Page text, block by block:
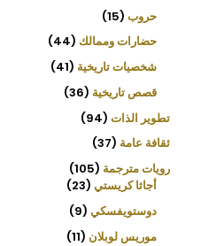
حروب 15
حضارات وممالك 44
شخصيات تاريخية 41
قصص تاريخية 36
تطوير الذات 94
ثقافة عامة 37
رويات مترجمة 105
أجاثا كريستي 23
دوستويفسكي 9
موريس لوبلان 11